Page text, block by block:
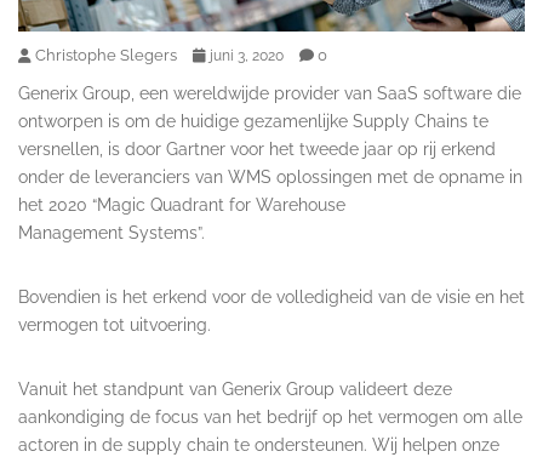
Christophe Slegers juni 3, 2020 0
Generix Group, een wereldwijde provider van SaaS software die
ontworpen is om de huidige gezamenlijke Supply Chains te
versnellen, is door Gartner voor het tweede jaar op rij erkend
onder de leveranciers van WMS oplossingen met de opname in
het 2020 “Magic Quadrant for Warehouse
Management Systems”.
Bovendien is het erkend voor de volledigheid van de visie en het
vermogen tot uitvoering.
Vanuit het standpunt van Generix Group valideert deze
aankondiging de focus van het bedrijf op het vermogen om alle
actoren in de supply chain te ondersteunen. Wij helpen onze